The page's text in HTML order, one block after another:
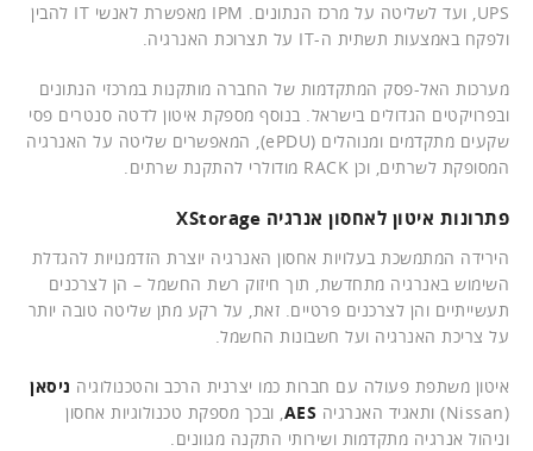
UPS, ועד לשליטה על מרכז הנתונים. IPM מאפשרת לאנשי IT להבין
ולפקח באמצעות תשתית ה-IT על תצרוכת האנרגיה.
מערכות האל-פסק המתקדמות של החברה מותקנות במרכזי הנתונים
ובפרויקטים הגדולים בישראל. בנוסף מספקת איטון לדטה סנטרים פסי
שקעים מתקדמים ומנוהלים (ePDU), המאפשרים שליטה על האנרגיה
המסופקת לשרתים, וכן RACK מודולרי להתקנת שרתים.
פתרונות איטון לאחסון אנרגיה XStorage
הירידה המתמשכת בעלויות אחסון האנרגיה יוצרת הזדמנויות להגדלת
השימוש באנרגיה מתחדשת, תוך חיזוק רשת החשמל – הן לצרכנים
תעשייתיים והן לצרכנים פרטיים. זאת, על רקע מתן שליטה טובה יותר
על צריכת האנרגיה ועל חשבונות החשמל.
איטון משתפת פעולה עם חברות כמו יצרנית הרכב והטכנולוגיה ניסאן
(Nissan) ותאגיד האנרגיה
AES, ובכך מספקת טכנולוגיות אחסון
וניהול אנרגיה מתקדמות ושירותי התקנה מגוונים.